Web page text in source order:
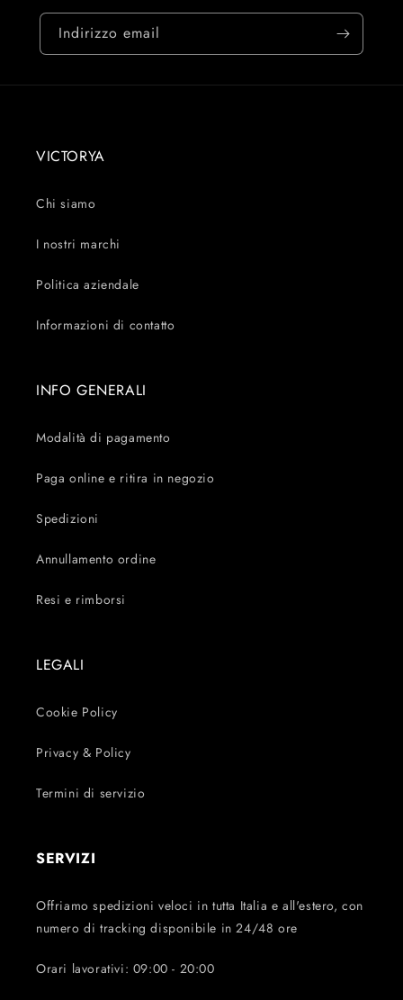
Indirizzo email
VICTORYA
Chi siamo
I nostri marchi
Politica aziendale
Informazioni di contatto
INFO GENERALI
Modalità di pagamento
Paga online e ritira in negozio
Spedizioni
Annullamento ordine
Resi e rimborsi
LEGALI
Cookie Policy
Privacy & Policy
Termini di servizio
SERVIZI
Offriamo spedizioni veloci in tutta Italia e all'estero, con
numero di tracking disponibile in 24/48 ore
Orari lavorativi: 09:00 - 20:00